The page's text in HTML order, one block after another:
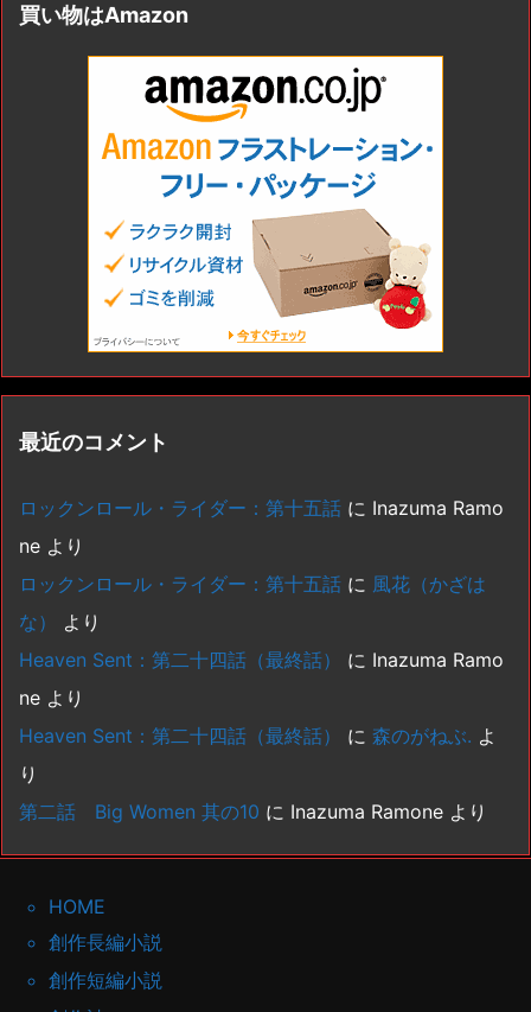
買い物はAmazon
最近のコメント
ロックンロール・ライダー：第十五話 に Inazuma Ramo
ne より
ロックンロール・ライダー：第十五話 に 風花（かざは
な）
より
Heaven Sent：第二十四話（最終話）
に Inazuma Ramo
ne より
Heaven Sent：第二十四話（最終話）
に 森のがねぶ. よ
り
第二話 Big Women 其の10 に Inazuma Ramone より
HOME
創作長編小説
創作短編小説